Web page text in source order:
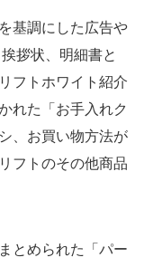
基調にした広告や
拶状、明細書と
フトホワイト紹介
れた「お手入れク
、お買い物方法が
フトのその他商品
とめられた「パー